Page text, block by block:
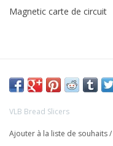
Magnetic carte de circuit
VLB Bread Slicers
Ajouter à la liste de souhaits/